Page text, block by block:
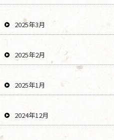
2025年3月
2025年2月
2025年1月
2024年12月